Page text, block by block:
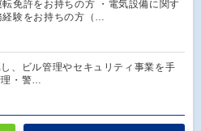
転免許をお持ちの方 ・電気設備に関す
験をお持ちの方（…
、ビル管理やセキュリティ事業を手
・警…